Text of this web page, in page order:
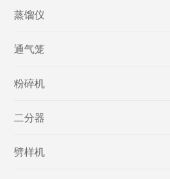
蒸馏仪
通气笼
粉碎机
二分器
劈样机